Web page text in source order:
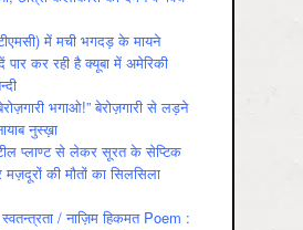
में मची भगदड़ के मायने
पार कर रही है क्यूबा में अमेरिकी
भगाओ!” बेरोज़गारी से लड़ने
नुस्ख़ा
प्लाण्ट से लेकर सूरत के सेप्टिक
की मौतों का सिलसिला
/ नाज़िम हिकमत Poem :